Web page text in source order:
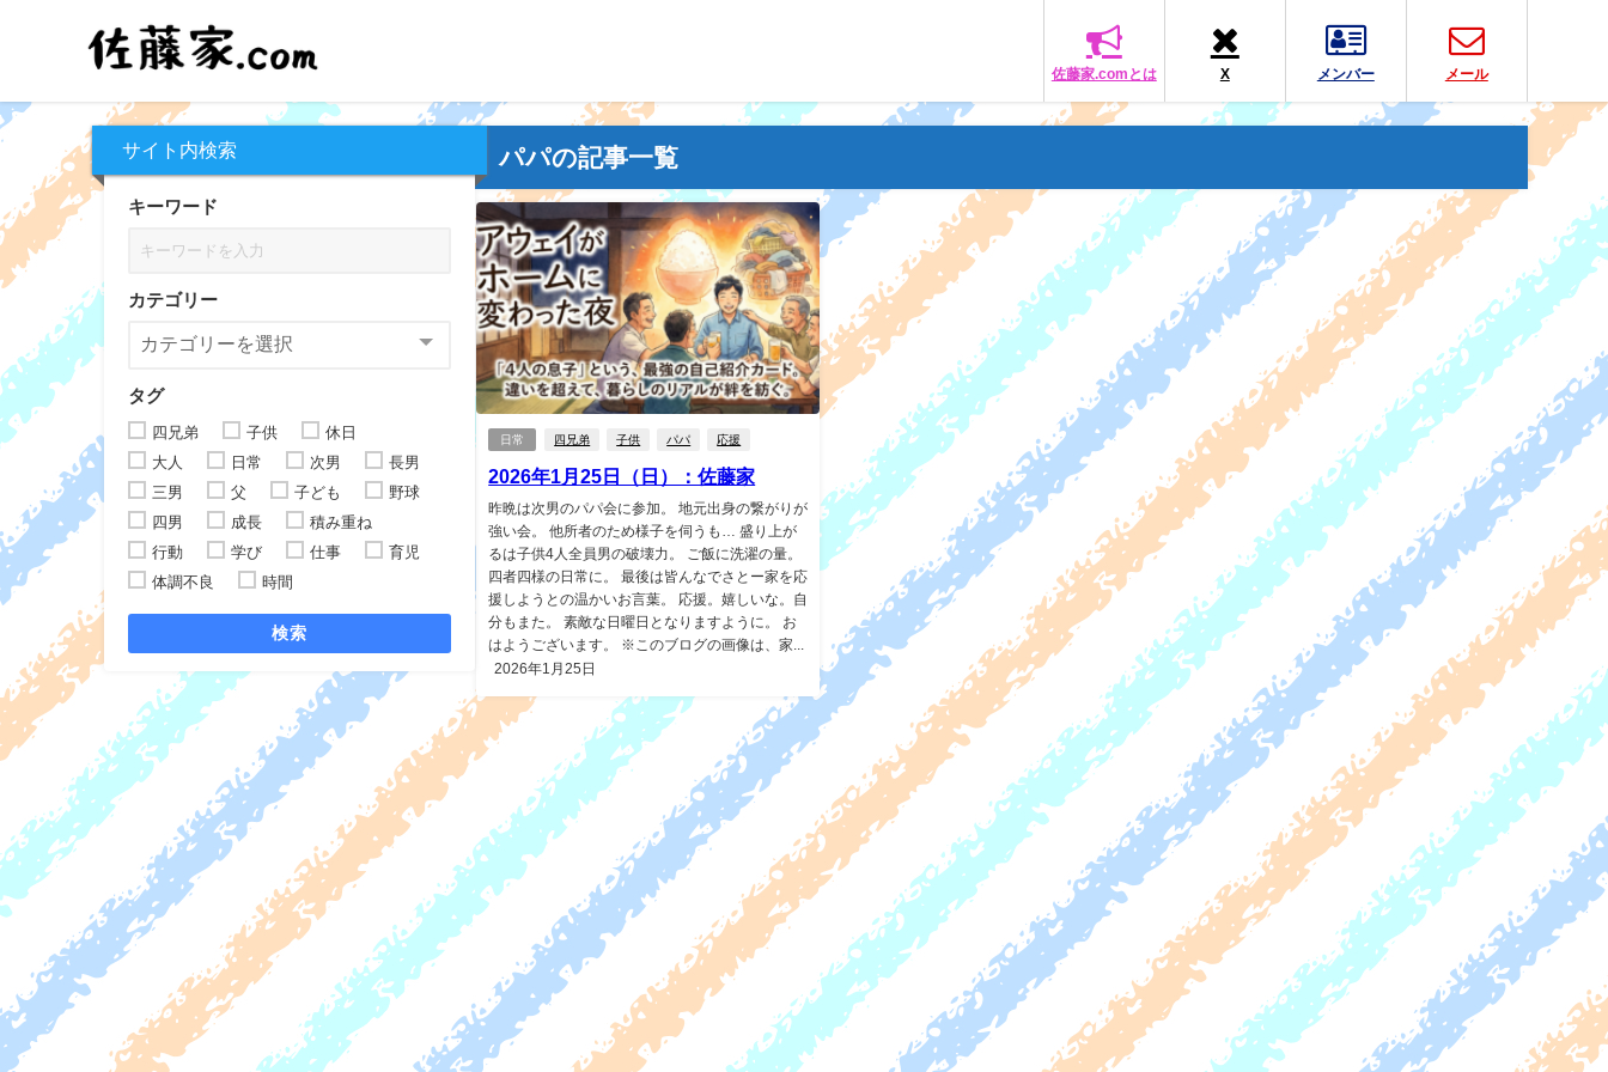
佐藤家.comとは X メンバー メール
パパの記事一覧
日常 四兄弟 子供 パパ 応援
2026年1月25日（日）：佐藤家
昨晩は次男のパパ会に参加。 地元出身の繋がりが
強い会。 他所者のため様子を伺うも… 盛り上が
るは子供4人全員男の破壊力。 ご飯に洗濯の量。
四者四様の日常に。 最後は皆んなでさとー家を応
援しようとの温かいお言葉。 応援。嬉しいな。自
分もまた。 素敵な日曜日となりますように。 お
はようございます。 ※このブログの画像は、家...
2026年1月25日
サイト内検索
キーワード
カテゴリー
タグ
四兄弟 子供
休日
大人
日常 次男
長男
三男
父 子ども
野球
四男
成長
積み重ね
行動
学び 仕事
育児
体調不良
時間
検索